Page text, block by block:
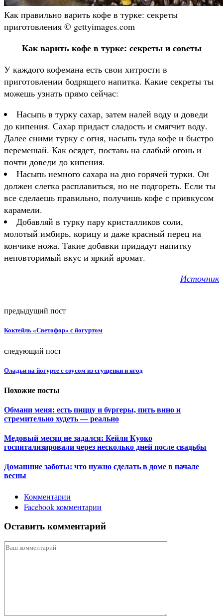
Как правильно варить кофе в турке: секреты
приготовления © gettyimages.com
Как варить кофе в турке: секреты и советы
У каждого кофемана есть свои хитрости в
приготовлении бодрящего напитка. Какие секреты ты
можешь узнать прямо сейчас:
Насыпь в турку сахар, затем налей воду и доведи
до кипения. Сахар придаст сладость и смягчит воду.
Далее сними турку с огня, насыпь туда кофе и быстро
перемешай. Как осядет, поставь на слабый огонь и
почти доведи до кипения.
Насыпь немного сахара на дно горячей турки. Он
должен слегка расплавиться, но не подгореть. Если ты
все сделаешь правильно, получишь кофе с привкусом
карамели.
Добавляй в турку пару кристалликов соли,
молотый имбирь, корицу и даже красный перец на
кончике ножа. Такие добавки придадут напитку
неповторимый вкус и яркий аромат.
Источник
предыдущий пост
Коктейль «Светофор» с йогуртом
следующий пост
Оладьи на йогурте с соусом из сгущенки и ягод
Похожие посты
Обмани меня: есть пиццу и бургеры, пить вино и
стремительно худеть — реально
Медовый месяц не задался: Кейли Куоко
госпитализировали через несколько дней после свадьбы
Домашние заботы: что нужно сделать в доме в начале
весны
Комментарии
Facebook комментарии
Оставить комментарий